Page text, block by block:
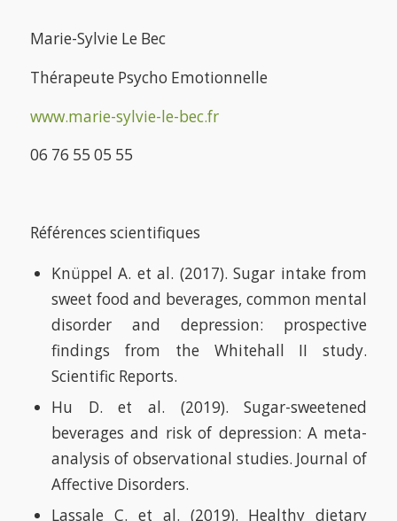
Marie-Sylvie Le Bec
Thérapeute Psycho Emotionnelle
www.marie-sylvie-le-bec.fr
06 76 55 05 55
Références scientifiques
Knüppel A. et al. (2017). Sugar intake from
sweet food and beverages, common mental
disorder and depression: prospective
findings from the Whitehall II study.
Scientific Reports.
Hu D. et al. (2019). Sugar-sweetened
beverages and risk of depression: A meta-
analysis of observational studies. Journal of
Affective Disorders.
Lassale C. et al. (2019). Healthy dietary